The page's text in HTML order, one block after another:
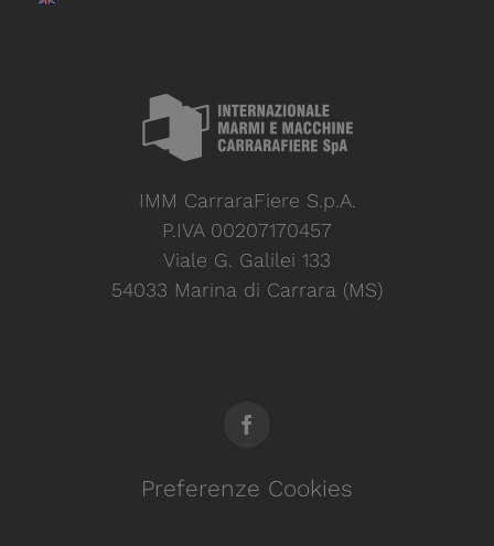
IMM CarraraFiere S.p.A.
P.IVA 00207170457
Viale G. Galilei 133
54033 Marina di Carrara (MS)
Preferenze Cookies